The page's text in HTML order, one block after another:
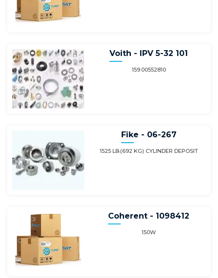
Voith - IPV 5-32 101
159.00552810
Fike - 06-267
1525 LB.(692 KG) CYLINDER DEPOSIT
Coherent - 1098412
150W